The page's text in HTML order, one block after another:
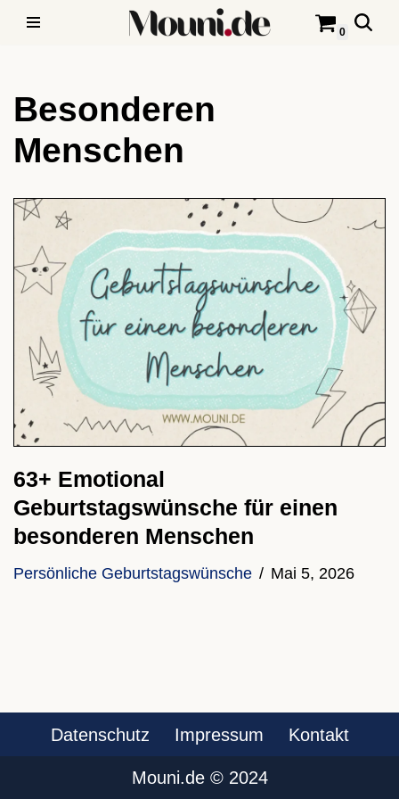
springen
0
Besonderen
Menschen
63+ Emotional
Geburtstagswünsche für einen
besonderen Menschen
Persönliche Geburtstagswünsche Mai 5, 2026
Datenschutz Impressum Kontakt
Mouni.de ©️ 2024